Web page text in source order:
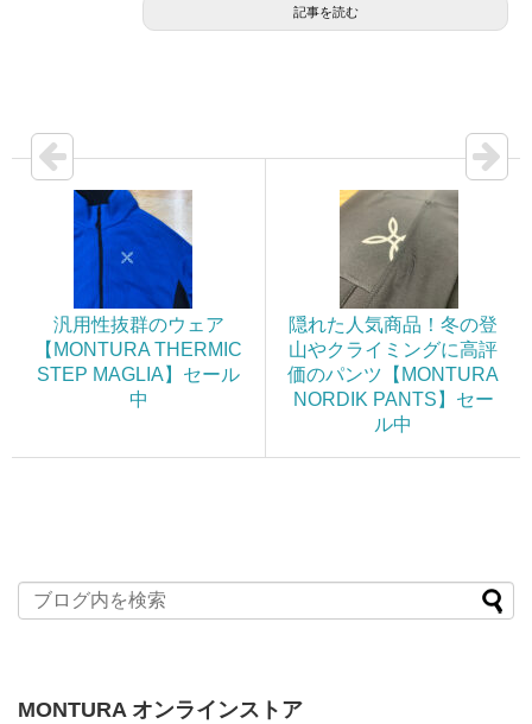
記事を読む
汎用性抜群のウェア
【MONTURA THERMIC
STEP MAGLIA】セール
中
隠れた人気商品！冬の登
山やクライミングに高評
価のパンツ【MONTURA
NORDIK PANTS】セー
ル中
MONTURA オンラインストア